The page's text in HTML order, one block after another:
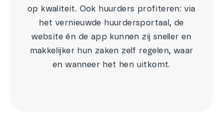
op kwaliteit. Ook huurders profiteren: via
het vernieuwde huurdersportaal, de
website én de app kunnen zij sneller en
makkelijker hun zaken zelf regelen, waar
en wanneer het hen uitkomt.